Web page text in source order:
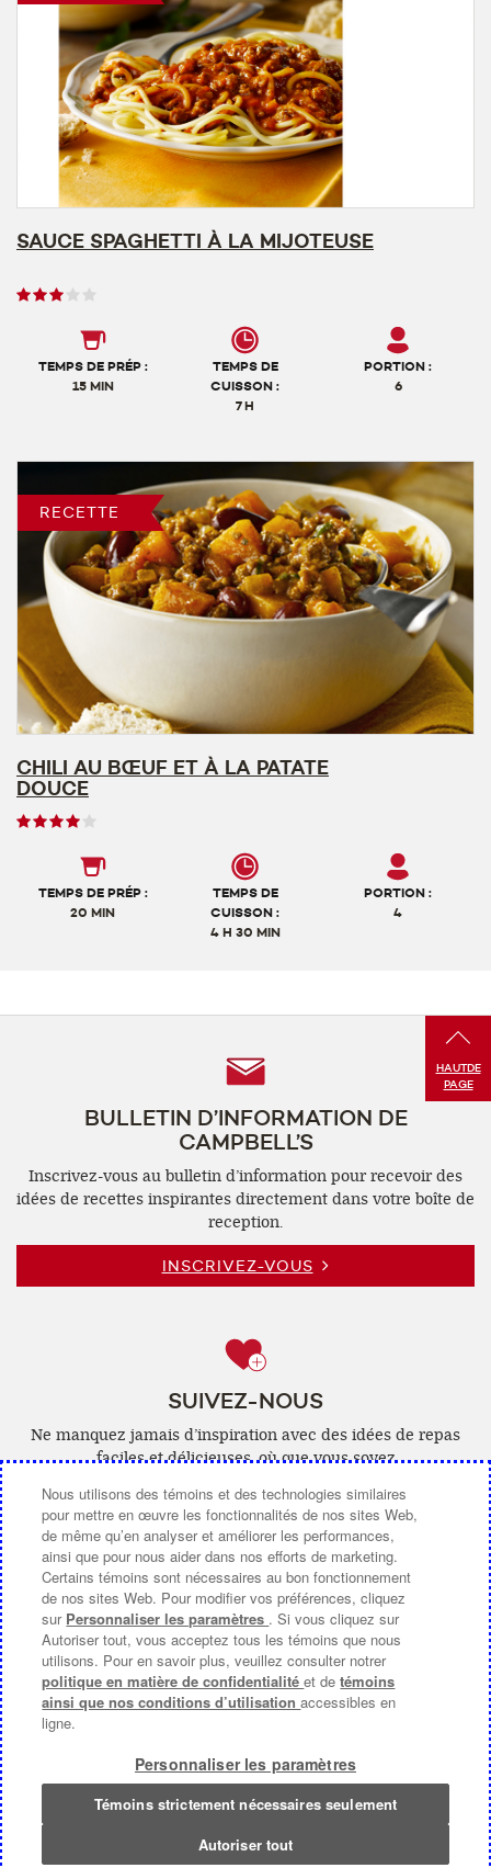
SAUCE SPAGHETTI À LA MIJOTEUSE
Note
utilisateurs,
TEMPS DE PRÉP :
15 MIN
TEMPS DE
CUISSON :
7 H
PORTION :
6
RECETTE
CHILI AU BŒUF ET À LA PATATE
DOUCE
Note
utilisateurs,
TEMPS DE PRÉP :
20 MIN
TEMPS DE
CUISSON :
4 H 30 MIN
PORTION :
4
HAUTDE
PAGE
BULLETIN D’INFORMATION DE
CAMPBELL’S
Inscrivez-vous au bulletin d’information pour recevoir des
idées de recettes inspirantes directement dans votre boîte de
reception.
INSCRIVEZ-VOUS
SUIVEZ-NOUS
Ne manquez jamais d’inspiration avec des idées de repas
faciles et délicieuses, où que vous soyez
Facebook
(ouvre
une
nouvelle
fenêtre)
YouTube
(ouvre
une
nouvelle
fenêtre)
Pinterest
(ouvre
une
nouvelle
fenêtre)
(ouvre
une
nouvelle
fenêtre)
COMMUNIQUEZ AVEC NOUS
À PROPOS DE CAMPBELL CANADA
Modalités d’utilisation(ouvre
nouvelle
fenêtre)
|Politique de Confidentialité
nouvelle
© 2026 Compagnie Campbell du Canada.
Nous utilisons des témoins et des technologies similaires
pour mettre en œuvre les fonctionnalités de nos sites Web,
de même qu’en analyser et améliorer les performances,
ainsi que pour nous aider dans nos efforts de marketing.
Certains témoins sont nécessaires au bon fonctionnement
de nos sites Web. Pour modifier vos préférences, cliquez
sur Personnaliser les paramètres . Si vous cliquez sur
Autoriser tout, vous acceptez tous les témoins que nous
utilisons. Pour en savoir plus, veuillez consulter notrer
politique en matière de confidentialitéet detémoins
ainsi que nos conditions d’utilisationaccessibles en
ligne.
Personnaliser les paramètres
Témoins strictement nécessaires seulement
Autoriser tout